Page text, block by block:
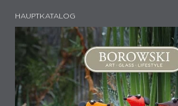
HAUPTKATALOG